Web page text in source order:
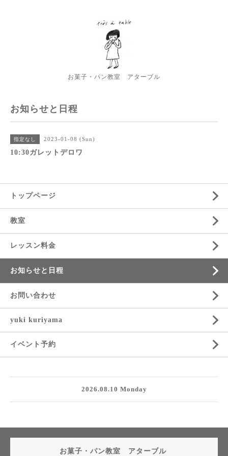
お菓子・パン教室 アターブル
お知らせと日程
指定なし 2023-01-08 (Sun)
10:30ガレットデロワ
トップページ
教室
レッスン料金
お知らせと日程
お問い合わせ
yuki kuriyama
イベント予約
2026.08.10 Monday
お菓子・パン教室 アターブル